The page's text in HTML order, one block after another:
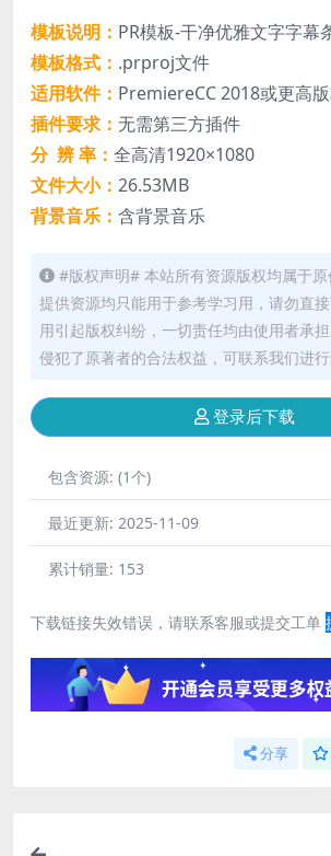
模板说明： PR模板-干净优雅文字字幕
模板格式： .prproj文件
适用软件： PremiereCC 2018或更高
插件要求： 无需第三方插件
分 辨 率： 全高清1920×1080
文件大小： 26.53MB
背景音乐： 含背景音乐
#版权声明# 本站所有资源版权均属于
提供资源均只能用于参考学习用，请勿直
用引起版权纠纷，一切责任均由使用者承
侵犯了原著者的合法权益，可联系我们进行
登录后下载
包含资源: (1个)
最近更新: 2025-11-09
累计销量: 153
下载链接失效错误，请联系客服或提交工单
分享